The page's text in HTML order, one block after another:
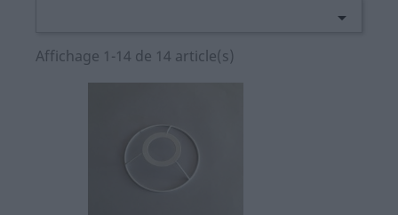

Affichage 1-14 de 14 article(s)